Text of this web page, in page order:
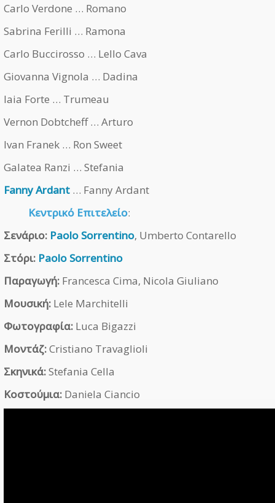
Carlo Verdone … Romano
Sabrina Ferilli … Ramona
Carlo Buccirosso … Lello Cava
Giovanna Vignola … Dadina
Iaia Forte … Trumeau
Vernon Dobtcheff … Arturo
Ivan Franek … Ron Sweet
Galatea Ranzi … Stefania
Fanny Ardant … Fanny Ardant
Κεντρικό Επιτελείο:
Σενάριο: Paolo Sorrentino, Umberto Contarello
Στόρι: Paolo Sorrentino
Παραγωγή: Francesca Cima, Nicola Giuliano
Μουσική: Lele Marchitelli
Φωτογραφία: Luca Bigazzi
Μοντάζ:Cristiano Travaglioli
Σκηνικά:Stefania Cella
Κοστούμια: Daniela Ciancio